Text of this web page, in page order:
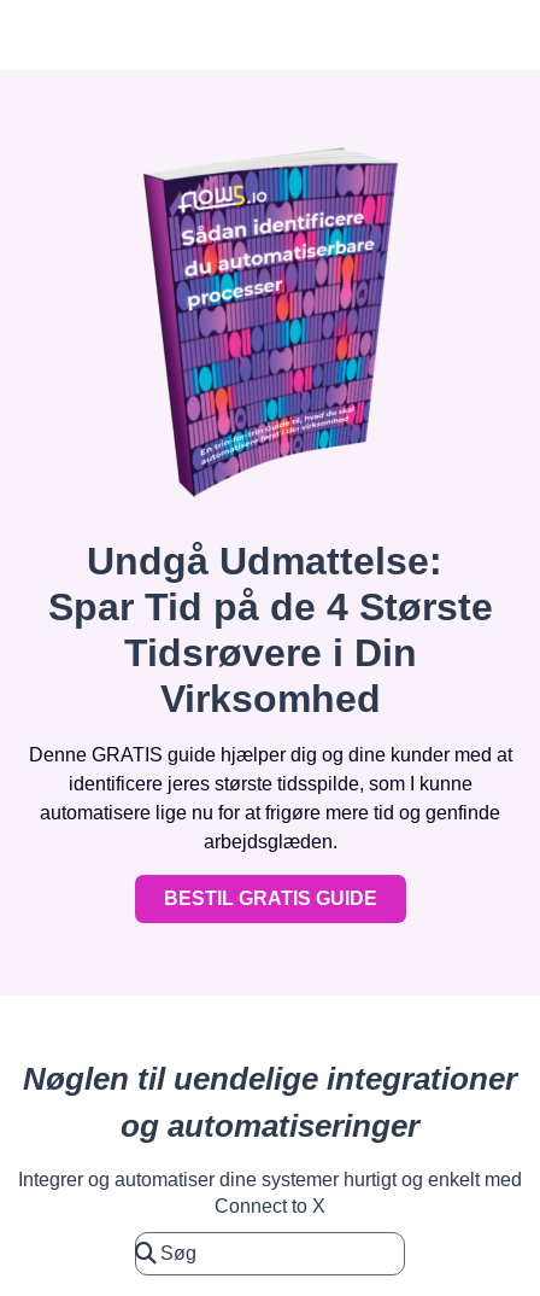
Undgå Udmattelse:
Spar Tid på de 4 Største
Tidsrøvere i Din
Virksomhed
Denne GRATIS guide hjælper dig og dine kunder med at
identificere jeres største tidsspilde, som I kunne
automatisere lige nu for at frigøre mere tid og genfinde
arbejdsglæden.
BESTIL GRATIS GUIDE
Nøglen til uendelige integrationer
og automatiseringer
Integrer og automatiser dine systemer hurtigt og enkelt med
Connect to X